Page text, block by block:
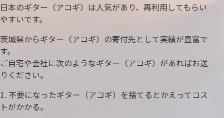
日本のギター（アコギ）は人気があり、再利用してもらい
やすいです。
茨城県からギター（アコギ）の寄付先として実績が豊富で
す。
ご自宅や会社に次のようなギター（アコギ）があればお送
りください。
不要になったギター（アコギ）を捨てるとかえってコス
トがかかる。